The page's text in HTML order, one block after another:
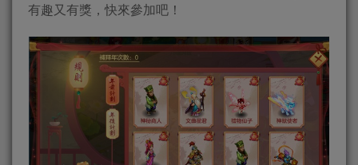
有趣又有獎，快來參加吧！